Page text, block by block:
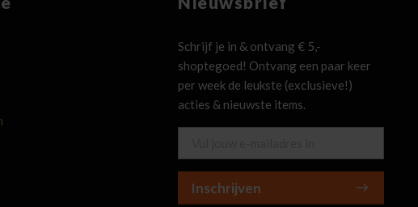
Schrijf je in & ontvang € 5,-
shoptegoed! Ontvang een paar keer
per week de leukste (exclusieve!)
acties & nieuwste items.
Inschrijven